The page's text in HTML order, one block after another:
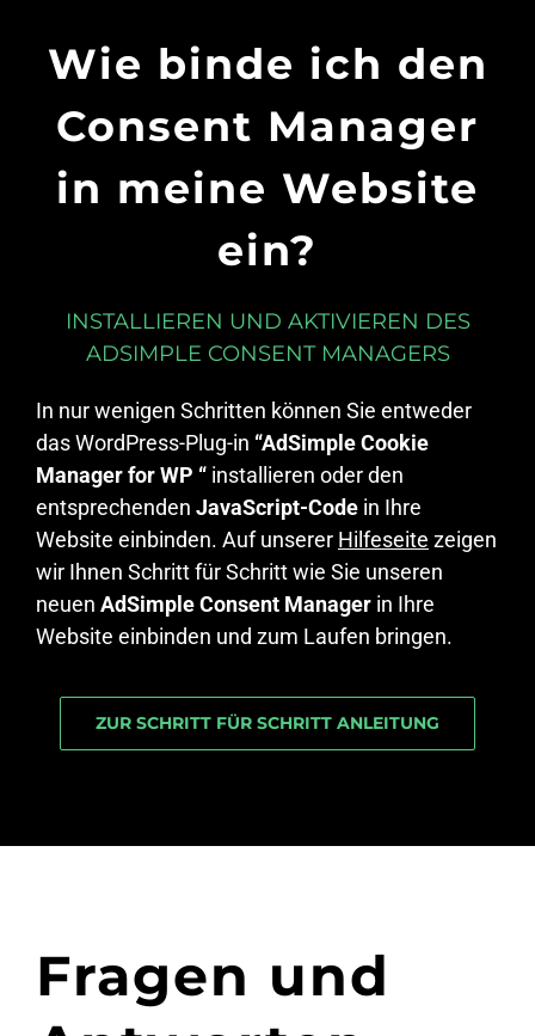
Wie binde ich den
Consent Manager
in meine Website
ein?
INSTALLIEREN UND AKTIVIEREN DES
ADSIMPLE CONSENT MANAGERS
In nur wenigen Schritten können Sie entweder
das WordPress-Plug-in “AdSimple Cookie
Manager for WP “ installieren oder den
entsprechenden JavaScript-Code in Ihre
Website einbinden. Auf unserer Hilfeseite zeigen
wir Ihnen Schritt für Schritt wie Sie unseren
neuen AdSimple Consent Manager in Ihre
Website einbinden und zum Laufen bringen.
ZUR SCHRITT FÜR SCHRITT ANLEITUNG
Fragen und